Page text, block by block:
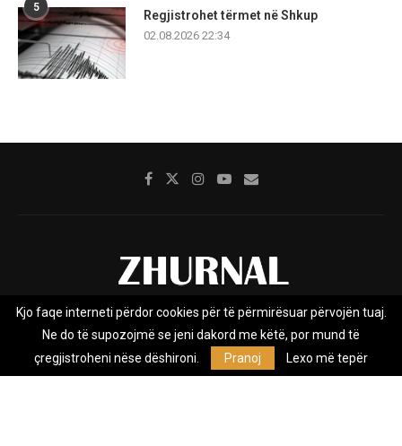
5
Regjistrohet tërmet në Shkup
02.08.2026 22:34
Rreth nesh Impresumi Marketing
Privacy Policy
Zhurnal.mk është Agjenci e Lajmeve e pavarur, e themeluar në vitin
Kjo faqe interneti përdor cookies për të përmirësuar përvojën tuaj.
Ne do të supozojmë se jeni dakord me këtë, por mund të
çregjistroheni nëse dëshironi.
Pranoj Lexo më tepër